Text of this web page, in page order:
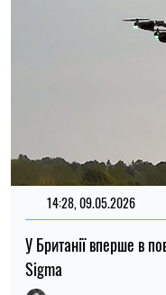
14:28, 09.05.2026
У Британії вперше в
Sigma